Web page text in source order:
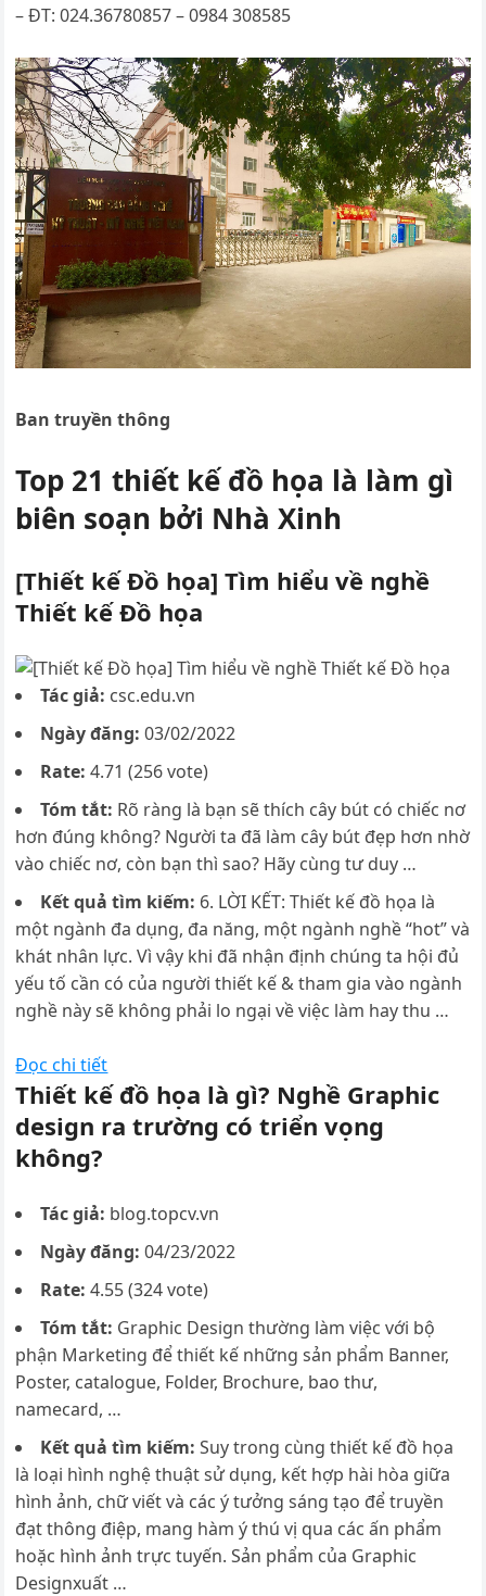
– ĐT: 024.36780857 – 0984 308585
Ban truyền thông
Top 21 thiết kế đồ họa là làm gì
biên soạn bởi Nhà Xinh
[Thiết kế Đồ họa] Tìm hiểu về nghề
Thiết kế Đồ họa
Tác giả: csc.edu.vn
Ngày đăng: 03/02/2022
Rate: 4.71 (256 vote)
Tóm tắt: Rõ ràng là bạn sẽ thích cây bút có chiếc nơ
hơn đúng không? Người ta đã làm cây bút đẹp hơn nhờ
vào chiếc nơ, còn bạn thì sao? Hãy cùng tư duy …
Kết quả tìm kiếm: 6. LỜI KẾT: Thiết kế đồ họa là
một ngành đa dụng, đa năng, một ngành nghề “hot” và
khát nhân lực. Vì vậy khi đã nhận định chúng ta hội đủ
yếu tố cần có của người thiết kế & tham gia vào ngành
nghề này sẽ không phải lo ngại về việc làm hay thu …
Đọc chi tiết
Thiết kế đồ họa là gì? Nghề Graphic
design ra trường có triển vọng
không?
Tác giả: blog.topcv.vn
Ngày đăng: 04/23/2022
Rate: 4.55 (324 vote)
Tóm tắt: Graphic Design thường làm việc với bộ
phận Marketing để thiết kế những sản phẩm Banner,
Poster, catalogue, Folder, Brochure, bao thư,
namecard, …
Kết quả tìm kiếm: Suy trong cùng thiết kế đồ họa
là loại hình nghệ thuật sử dụng, kết hợp hài hòa giữa
hình ảnh, chữ viết và các ý tưởng sáng tạo để truyền
đạt thông điệp, mang hàm ý thú vị qua các ấn phẩm
hoặc hình ảnh trực tuyến. Sản phẩm của Graphic
Designxuất …